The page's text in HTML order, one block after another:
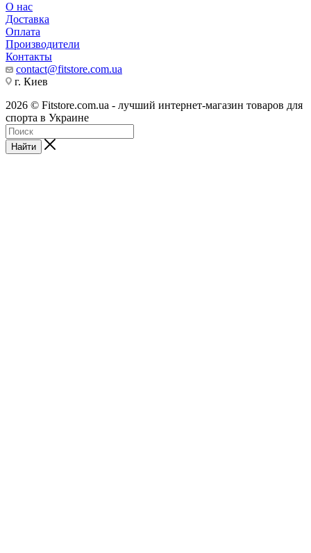
О нас
Доставка
Оплата
Производители
Контакты
contact@fitstore.com.ua
г. Киев
2026 © Fitstore.com.ua - лучший интернет-магазин товаров для
спорта в Украине
Найти